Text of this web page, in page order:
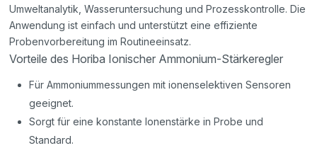
Umweltanalytik, Wasseruntersuchung und Prozesskontrolle. Die
Anwendung ist einfach und unterstützt eine effiziente
Probenvorbereitung im Routineeinsatz.
Vorteile des Horiba Ionischer Ammonium-Stärkeregler
Für Ammoniummessungen mit ionenselektiven Sensoren
geeignet.
Sorgt für eine konstante Ionenstärke in Probe und
Standard.